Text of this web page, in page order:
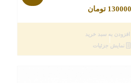
144000 تومان
130000 تومانقیمت
به سبد خرید
نمایش جزئیات